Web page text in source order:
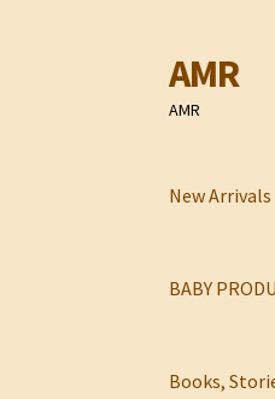
Skip
to
navigation
Skip
to
content
AMR
AMR